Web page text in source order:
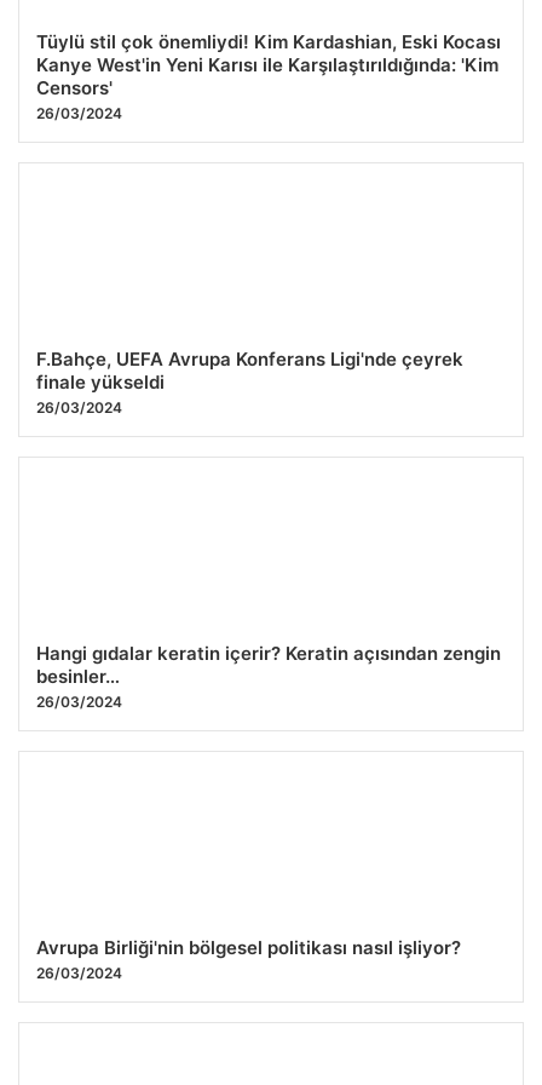
Tüylü stil çok önemliydi! Kim Kardashian, Eski Kocası
Kanye West'in Yeni Karısı ile Karşılaştırıldığında: 'Kim
Censors'
26/03/2024
F.Bahçe, UEFA Avrupa Konferans Ligi'nde çeyrek
finale yükseldi
26/03/2024
Hangi gıdalar keratin içerir? Keratin açısından zengin
besinler…
26/03/2024
Avrupa Birliği'nin bölgesel politikası nasıl işliyor?
26/03/2024